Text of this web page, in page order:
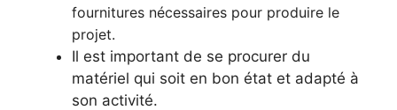
fournitures nécessaires pour produire le
projet.
Il est important de se procurer du
matériel qui soit en bon état et adapté à
son activité.